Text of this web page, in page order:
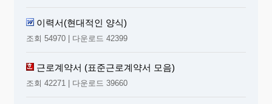
이력서(현대적인 양식)
조회 54970 | 다운로드 42399
근로계약서 (표준근로계약서 모음)
조회 42271 | 다운로드 39660